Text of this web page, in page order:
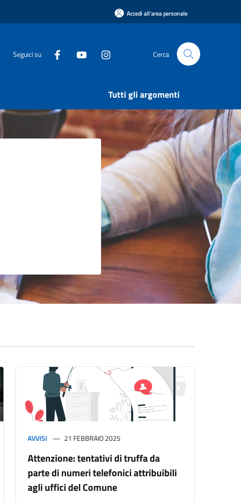
Accedi all'area personale
Seguici su Cerca
Tutti gli argomenti
AVVISI 21 FEBBRAIO 2025
Attenzione: tentativi di truffa da
parte di numeri telefonici attribuibili
agli uffici del Comune